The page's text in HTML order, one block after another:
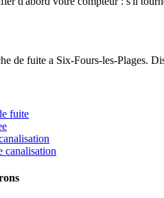
de fuite a Six-Fours-les-Plages.
fuite
canalisation